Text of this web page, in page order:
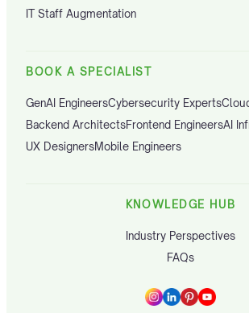
IT Staff Augmentation
BOOK A SPECIALIST
GenAI EngineersCybersecurity Experts
Backend ArchitectsFrontend EngineersAI
UX DesignersMobile Engineers
KNOWLEDGE HUB
Industry Perspectives
FAQs